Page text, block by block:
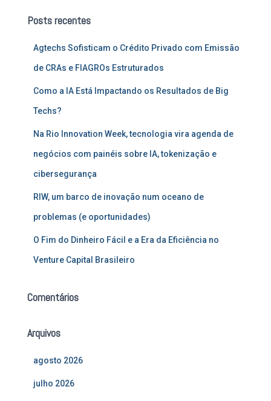
iPosts recentes
Agtechs Sofisticam o Crédito Privado com Emissão
de CRAs e FIAGROs Estruturados
Como a IA Está Impactando os Resultados de Big
Techs?
Na Rio Innovation Week, tecnologia vira agenda de
negócios com painéis sobre IA, tokenização e
cibersegurança
RIW, um barco de inovação num oceano de
problemas (e oportunidades)
O Fim do Dinheiro Fácil e a Era da Eficiência no
Venture Capital Brasileiro
Comentários
Arquivos
agosto 2026
julho 2026